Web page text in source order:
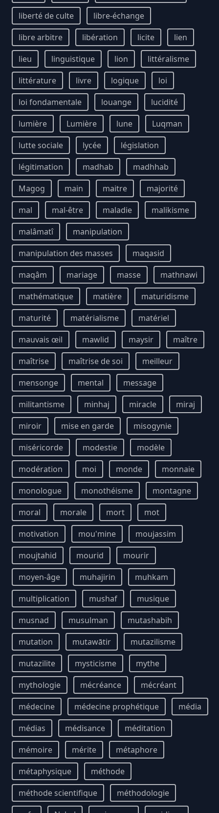
liberté de culte
libre-échange
libre arbitre
libération licite
lien
lieu
linguistique lion
littéralisme
littérature
livre logique
loi
loi fondamentale
louange
lucidité
lumière
Lumière lune
Luqman
lutte sociale
lycée
législation
légitimation
madhab
madhhab
Magog
main maitre
majorité
mal
mal-être maladie
malikisme
malâmatî
manipulation
manipulation des masses
maqasid
maqâm
mariage masse
mathnawi
mathématique
matière
maturidisme
maturité
matérialisme
matériel
mauvais œil
mawlid maysir
maître
maîtrise
maîtrise de soi
meilleur
mensonge
mental
message
militantisme
minhaj miracle
miraj
miroir
mise en garde
misogynie
miséricorde
modestie
modèle
modération
moi monde
monnaie
monologue
monothéisme
montagne
moral
morale mort
mot
motivation
mou'mine
moujassim
moujtahid
mourid
mourir
moyen-âge
muhajirin
muhkam
multiplication
mushaf
musique
musnad
musulman
mutashabih
mutation
mutawātir
mutazilisme
mutazilite
mysticisme
mythe
mythologie
mécréance
mécréant
médecine
médecine prophétique
média
médias
médisance
méditation
mémoire
mérite
métaphore
métaphysique
méthode
méthode scientifique
méthodologie